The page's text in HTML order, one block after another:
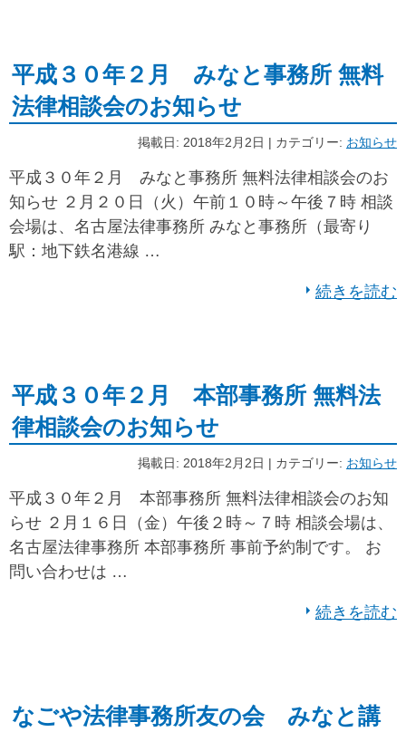
平成３０年２月 みなと事務所 無料
法律相談会のお知らせ
掲載日: 2018年2月2日 | カテゴリー: お知らせ
平成３０年２月 みなと事務所 無料法律相談会のお
知らせ ２月２０日（火）午前１０時～午後７時 相談
会場は、名古屋法律事務所 みなと事務所（最寄り
駅：地下鉄名港線 …
続きを読む
平成３０年２月 本部事務所 無料法
律相談会のお知らせ
掲載日: 2018年2月2日 | カテゴリー: お知らせ
平成３０年２月 本部事務所 無料法律相談会のお知
らせ ２月１６日（金）午後２時～７時 相談会場は、
名古屋法律事務所 本部事務所 事前予約制です。 お
問い合わせは …
続きを読む
なごや法律事務所友の会 みなと講